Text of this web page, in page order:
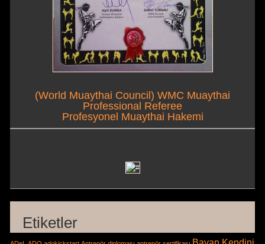
(World Muaythai Council) WMC Muaythai
Professional Referee
Profesyonel Muaythai Hakemi
Etiketler